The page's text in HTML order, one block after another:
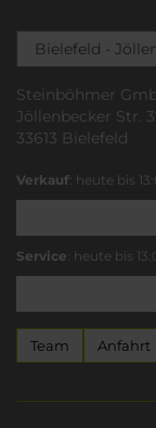
Steinböhmer
Jöllenbecker Str.
33613 Bielefeld
Verkauf: heute bis
Service: heute bis
Team Anfahrt